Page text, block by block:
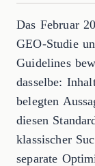
Das Februar
GEO-Studie
Guidelines
dasselbe:
belegten
diesen
klassischer
separate